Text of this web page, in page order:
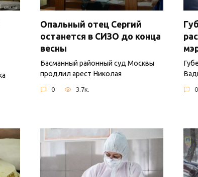
Опальный отец Сергий
останется в СИЗО до конца
весны
Басманный районный суд Москвы
продлил арест Николая
0 3.7к. 0